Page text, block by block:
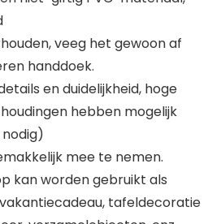
veeg het gewoon af
handdoek.
en duidelijkheid, hoge
hebben mogelijk
mee te nemen.
kan worden gebruikt als
tafeldecoratie